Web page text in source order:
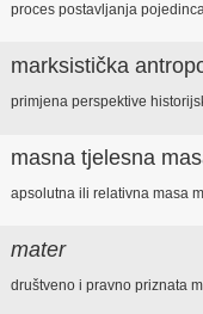
proces postavljanja
marksistička
primjena perspektive
masna tjelesna
apsolutna ili relativna masa
mater
društveno i pravno priznata